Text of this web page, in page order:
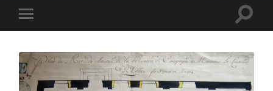
Toggle
mobile
Toggle